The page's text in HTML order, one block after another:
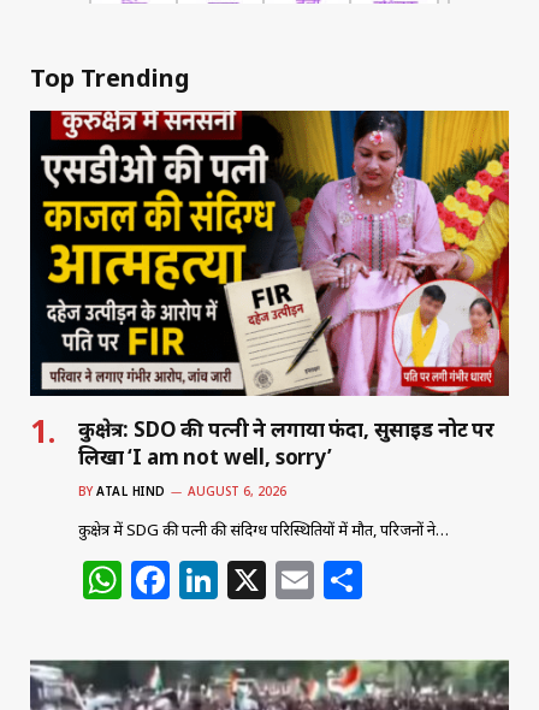
Top Trending
कुरुक्षेत्र: SDO की पत्नी ने लगाया फंदा, सुसाइड नोट पर
लिखा ‘I am not well, sorry’
BY ATAL HIND AUGUST 6, 2026
कुरुक्षेत्र में SDG की पत्नी की संदिग्ध परिस्थितियों में मौत, परिजनों ने…
W
at
s
F
c
e
Li
k
e
X E
ai
l
ar
e